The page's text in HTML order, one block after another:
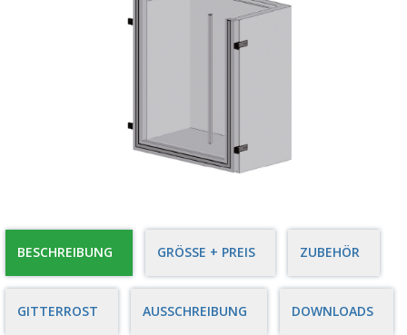
BESCHREIBUNG GRÖSSE + PREIS ZUBEHÖR
GITTERROST AUSSCHREIBUNG DOWNLOADS